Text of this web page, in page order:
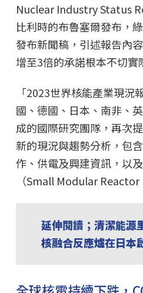
Nuclear Industry Status
比利時的布魯塞爾發布，
發布新聞稿，引述報告內
增至3倍的承諾根本不切實
「2023世界核能產業現況
國、德國、日本、南非、
成的國際研究團隊，再次
新的現況與趨勢分析，包
作、供電及興建資訊，以
（Small Modular Reactor
延伸閱讀；清潔能源
核融合反應爐在日本